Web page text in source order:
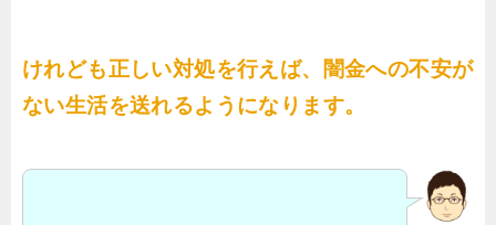
けれども正しい対処を行えば、闇金への不安が
ない生活を送れるようになります。